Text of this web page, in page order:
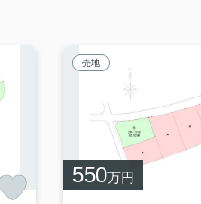
売地
550万円